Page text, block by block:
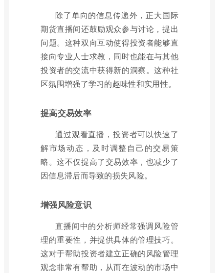
除了单向的信息传递外，正大国际
期货直播间还鼓励观众参与讨论，提出
问题。这种双向互动使得投资者能够直
接向专业人士求教，同时也能在与其他
投资者的交流中获得新的洞察。这种社
区氛围增强了学习的趣味性和实用性。
提高交易效率
通过观看直播，投资者可以快速了
解市场动态，及时调整自己的交易策
略。这不仅提高了交易效率，也减少了
因信息滞后而导致的损失风险。
增强风险意识
直播间中的分析师经常强调风险管
理的重要性，并提供具体的管理技巧。
这对于帮助投资者建立正确的风险管理
观念非常有帮助，从而在波动的市场中